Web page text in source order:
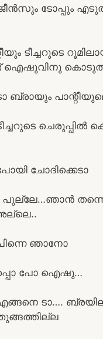
ടോപ്പും
ടീച്ചറുടെ
ഐഷുവിനു
ചെരുപ്പിൽ
ചോദിക്കെടാ
പുല്ലേ…ഞാൻ
ഞാനോ
പോ ഐഷു…
ടാ….